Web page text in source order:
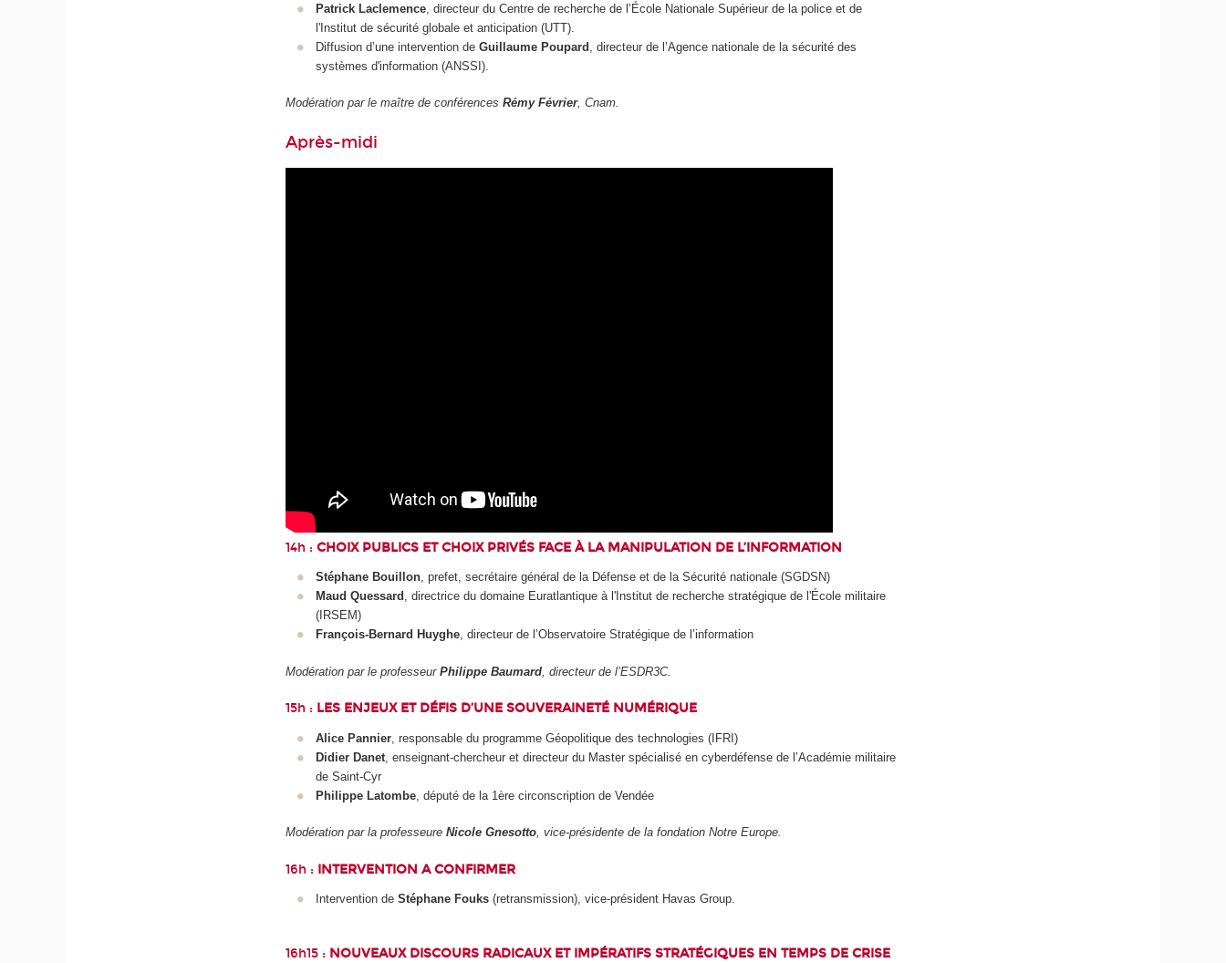
Patrick Laclemence, directeur du Centre de recherche de l’École Nationale Supérieur de la police et de
l'Institut de sécurité globale et anticipation (UTT).
Diffusion d’une intervention de Guillaume Poupard
, directeur de l’Agence nationale de la sécurité des
systèmes d'information (ANSSI).
Modération par le maître de conférencesRémy Février, Cnam.
Après-midi
14h :CHOIX PUBLICS ET CHOIX PRIVÉS FACE À LA MANIPULATION DE L’INFORMATION
Stéphane Bouillon, prefet, secrétaire général de la Défense et de la Sécurité nationale (SGDSN)
Maud Quessard , directrice du domaine Euratlantique à l'Institut de recherche stratégique de l'École militaire
(IRSEM)
François-Bernard Huyghe, directeur de l’Observatoire Stratégique de l’information
Modération par le professeurPhilippe Baumard , directeur de l’ESDR3C.
15h : LES ENJEUX ET DÉFIS D’UNE SOUVERAINETÉ NUMÉRIQUE
Alice Pannier, responsable du programme Géopolitique des technologies (IFRI)
Didier Danet, enseignant-chercheur et directeur du Master spécialisé en cyberdéfense de l’Académie militaire
de Saint-Cyr
Philippe Latombe, député de la 1èrecirconscription de Vendée
Modération par la professeureNicole Gnesotto, vice-présidente de la fondation Notre Europe.
16h : INTERVENTION A CONFIRMER
Intervention de Stéphane Fouks(retransmission), vice-président Havas Group.
16h15 : NOUVEAUX DISCOURS RADICAUX ET IMPÉRATIFS STRATÉGIQUES EN TEMPS DE CRISE